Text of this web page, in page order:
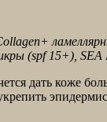
(spf 15+), SEA
дать коже